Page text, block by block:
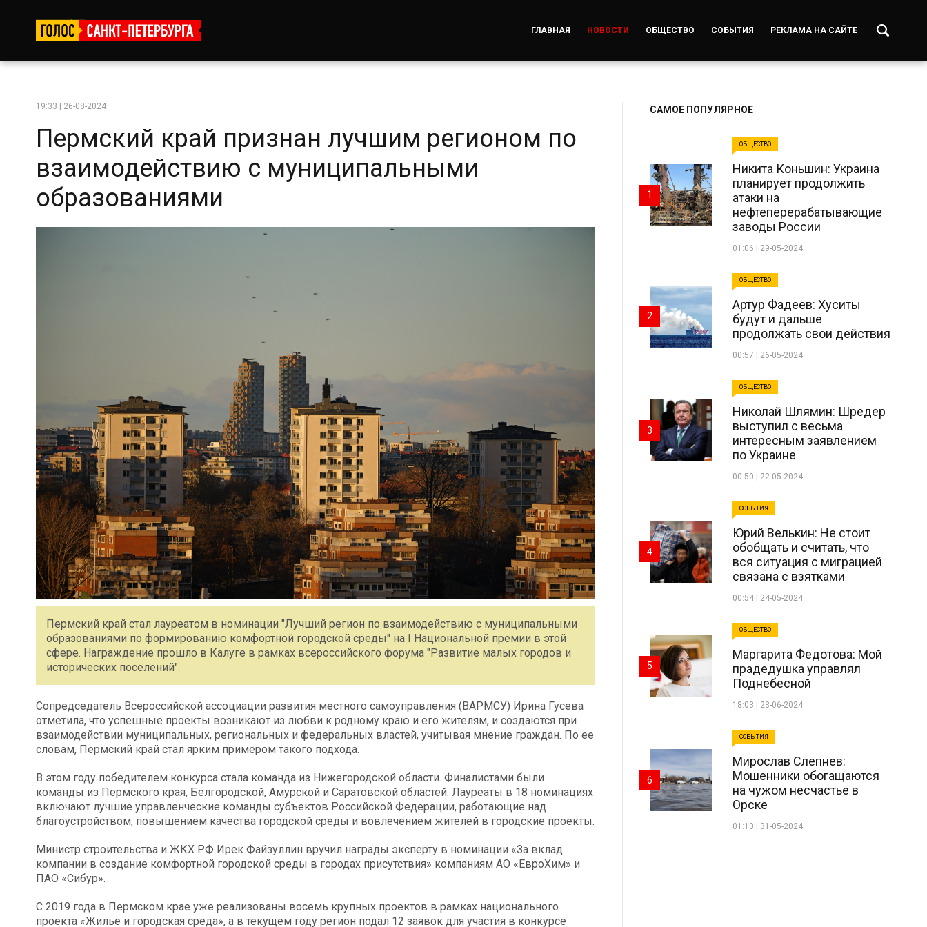
ГЛАВНАЯ НОВОСТИ ОБЩЕСТВО СОБЫТИЯ РЕКЛАМА НА САЙТЕ
19:33 | 26-08-2024
Пермский край признан лучшим регионом по
взаимодействию с муниципальными
образованиями
Пермский край стал лауреатом в номинации "Лучший регион по взаимодействию с муниципальными
образованиями по формированию комфортной городской среды" на I Национальной премии в этой
сфере. Награждение прошло в Калуге в рамках всероссийского форума "Развитие малых городов и
исторических поселений".
Сопредседатель Всероссийской ассоциации развития местного самоуправления (ВАРМСУ) Ирина Гусева
отметила, что успешные проекты возникают из любви к родному краю и его жителям, и создаются при
взаимодействии муниципальных, региональных и федеральных властей, учитывая мнение граждан. По ее
словам, Пермский край стал ярким примером такого подхода.
В этом году победителем конкурса стала команда из Нижегородской области. Финалистами были
команды из Пермского края, Белгородской, Амурской и Саратовской областей. Лауреаты в 18 номинациях
включают лучшие управленческие команды субъектов Российской Федерации, работающие над
благоустройством, повышением качества городской среды и вовлечением жителей в городские проекты.
Министр строительства и ЖКХ РФ Ирек Файзуллин вручил награды эксперту в номинации «За вклад
компании в создание комфортной городской среды в городах присутствия» компаниям АО «ЕвроХим» и
ПАО «Сибур».
С 2019 года в Пермском крае уже реализованы восемь крупных проектов в рамках национального
проекта «Жилье и городская среда», а в текущем году регион подал 12 заявок для участия в конкурсе
САМОЕ ПОПУЛЯРНОЕ
ОБЩЕСТВО
Никита Коньшин: Украина
планирует продолжить
атаки на
нефтеперерабатывающие
заводы России
01:06 | 29-05-2024
1
ОБЩЕСТВО
Артур Фадеев: Хуситы
будут и дальше
продолжать свои действия
00:57 | 26-05-2024
2
ОБЩЕСТВО
Николай Шлямин: Шредер
выступил с весьма
интересным заявлением
по Украине
00:50 | 22-05-2024
3
СОБЫТИЯ
Юрий Велькин: Не стоит
обобщать и считать, что
вся ситуация с миграцией
связана с взятками
00:54 | 24-05-2024
4
ОБЩЕСТВО
Маргарита Федотова: Мой
прадедушка управлял
Поднебесной
18:03 | 23-06-2024
5
СОБЫТИЯ
Мирослав Слепнев:
Мошенники обогащаются
на чужом несчастье в
Орске
01:10 | 31-05-2024
6